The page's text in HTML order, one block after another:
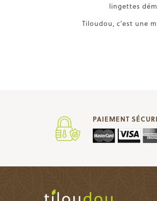
lingettes
Tiloudou, c'est une
PAIEMENT